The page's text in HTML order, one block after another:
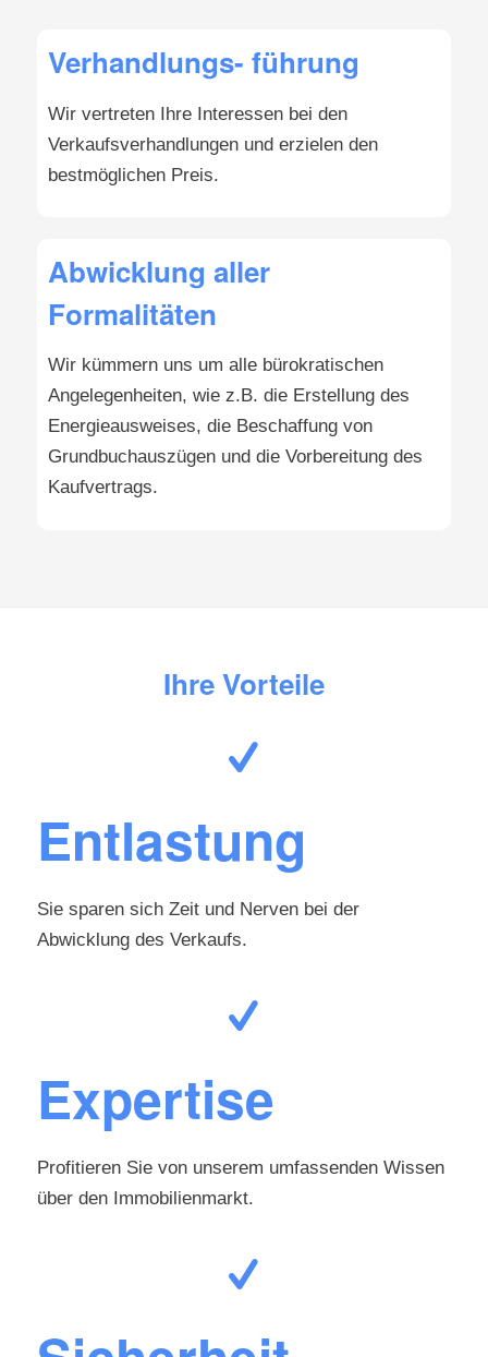
Verhandlungs- führung
Wir vertreten Ihre Interessen bei den
Verkaufsverhandlungen und erzielen den
bestmöglichen Preis.
Abwicklung aller
Formalitäten
Wir kümmern uns um alle bürokratischen
Angelegenheiten, wie z.B. die Erstellung des
Energieausweises, die Beschaffung von
Grundbuchauszügen und die Vorbereitung des
Kaufvertrags.
Ihre Vorteile
Entlastung
Sie sparen sich Zeit und Nerven bei der
Abwicklung des Verkaufs.
Expertise
Profitieren Sie von unserem umfassenden Wissen
über den Immobilienmarkt.